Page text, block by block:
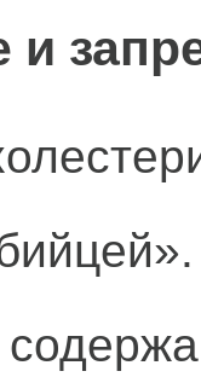
и